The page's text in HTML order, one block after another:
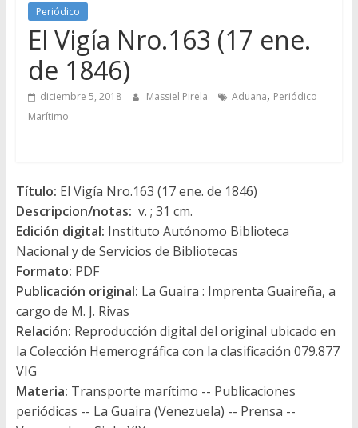
Periódico
El Vigía Nro.163 (17 ene.
de 1846)
diciembre 5, 2018 Massiel Pirela Aduana, Periódico
Marítimo
Título: El Vigía Nro.163 (17 ene. de 1846)
Descripcion/notas: v. ; 31 cm.
Edición digital: Instituto Autónomo Biblioteca
Nacional y de Servicios de Bibliotecas
Formato: PDF
Publicación original: La Guaira : Imprenta Guaireña, a
cargo de M. J. Rivas
Relación: Reproducción digital del original ubicado en
la Colección Hemerográfica con la clasificación 079.877
VIG
Materia: Transporte marítimo -- Publicaciones
periódicas -- La Guaira (Venezuela) -- Prensa --